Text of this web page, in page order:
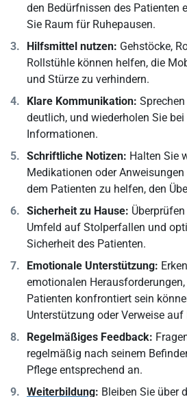
den Bedürfnissen des Patienten
Sie Raum für Ruhepausen.
Hilfsmittel nutzen: Gehstöcke,
Rollstühle können helfen, die
und Stürze zu verhindern.
Klare Kommunikation:
deutlich, und wiederholen Sie
Informationen.
Schriftliche Notizen: Halten Sie
Medikationen oder
dem Patienten zu helfen, den
Sicherheit zu Hause:
Umfeld auf Stolperfallen und
Sicherheit des Patienten.
Emotionale Unterstützung:
emotionalen
Patienten konfrontiert sein
Unterstützung oder Verweise auf
Regelmäßiges Feedback:
regelmäßig nach seinem
Pflege entsprechend an.
Weiterbildung: Bleiben Sie über